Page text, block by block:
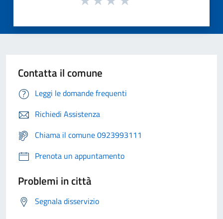
Contatta il comune
Leggi le domande frequenti
Richiedi Assistenza
Chiama il comune 0923993111
Prenota un appuntamento
Problemi in città
Segnala disservizio